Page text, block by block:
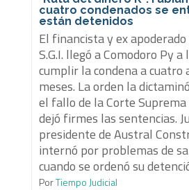
cuatro condenados se
están detenidos
El financista y ex
S.G.I. llegó a Comodoro Py
cumplir la condena a cuatro
meses. La orden la
el fallo de la Corte Suprema
dejó firmes las sentencias.
presidente de Austral
internó por problemas de
cuando se ordenó su
PorTiempo Judicial